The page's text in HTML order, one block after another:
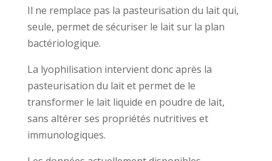
Il ne remplace pas la pasteurisation du lait qui,
seule, permet de sécuriser le lait sur la plan
bactériologique.
La lyophilisation intervient donc après la
pasteurisation du lait et permet de le
transformer le lait liquide en poudre de lait,
sans altérer ses propriétés nutritives et
immunologiques.